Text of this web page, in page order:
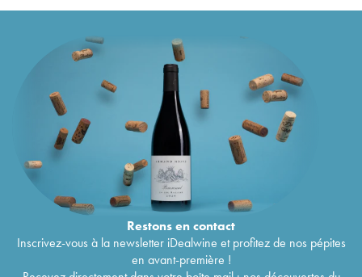
Restons encontact
Inscrivez-vous à la newsletter iDealwine et profitez de nos pépites
en avant-première !